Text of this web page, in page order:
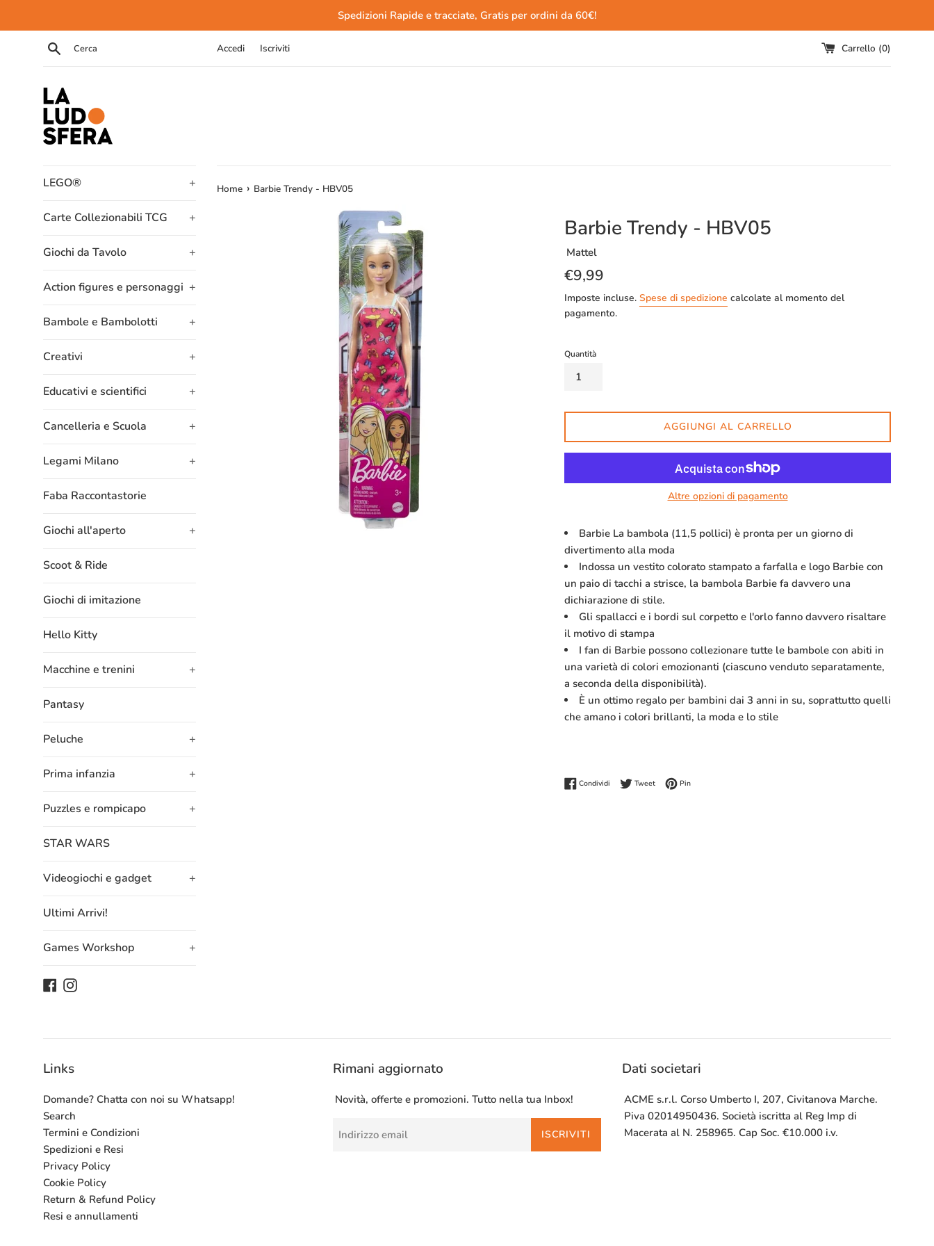
Spedizioni Rapide e tracciate, Gratis per ordini da 60€!
Cerca Accedi Iscriviti Carrello (0)
LEGO® +
Carte Collezionabili TCG +
Giochi da Tavolo +
Action figures e personaggi +
Bambole e Bambolotti +
Creativi +
Educativi e scientifici +
Cancelleria e Scuola +
Legami Milano +
Faba Raccontastorie
Giochi all'aperto +
Scoot & Ride
Giochi di imitazione
Hello Kitty
Macchine e trenini +
Pantasy
Peluche +
Prima infanzia +
Puzzles e rompicapo +
STAR WARS
Videogiochi e gadget +
Ultimi Arrivi!
Games Workshop +
Facebook
Instagram
Home › Barbie Trendy - HBV05
Barbie Trendy - HBV05
Mattel
Prezzo
listino
€9,99
Imposte incluse. Spese di spedizione calcolate al momento del
pagamento.
Quantità
AGGIUNGI AL CARRELLO
Altre opzioni di pagamento
Barbie La bambola (11,5 pollici) è pronta per un giorno di
divertimento alla moda
Indossa un vestito colorato stampato a farfalla e logo Barbie con
un paio di tacchi a strisce, la bambola Barbie fa davvero una
dichiarazione di stile.
Gli spallacci e i bordi sul corpetto e l'orlo fanno davvero risaltare
il motivo di stampa
I fan di Barbie possono collezionare tutte le bambole con abiti in
una varietà di colori emozionanti (ciascuno venduto separatamente,
a seconda della disponibilità).
È un ottimo regalo per bambini dai 3 anni in su, soprattutto quelli
che amano i colori brillanti, la moda e lo stile
Condividi Condividi su Facebook
TweetTwitta su Twitter
PinPinna su Pinterest
Links
Domande? Chatta con noi su Whatsapp!
Search
Termini e Condizioni
Spedizioni e Resi
Privacy Policy
Cookie Policy
Return & Refund Policy
Resi e annullamenti
Rimani aggiornato
Novità, offerte e promozioni. Tutto nella tua Inbox!
ISCRIVITI
Dati societari
ACME s.r.l. Corso Umberto I, 207, Civitanova Marche.
Piva 02014950436. Società iscritta al Reg Imp di
Macerata al N. 258965. Cap Soc. €10.000 i.v.